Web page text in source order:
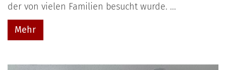
der von vielen Familien besucht wurde. ...
Mehr